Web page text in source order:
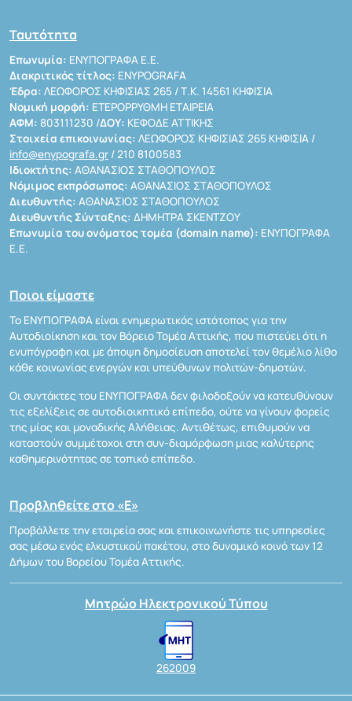
Ταυτότητα
Επωνυμία: ΕΝΥΠΟΓΡΑΦΑ Ε.Ε.
Διακριτικός τίτλος: ENYPOGRAFA
Έδρα: ΛΕΩΦΟΡΟΣ ΚΗΦΙΣΙΑΣ 265 / Τ.Κ. 14561 ΚΗΦΙΣΙΑ
Νομική μορφή: ΕΤΕΡΟΡΡΥΘΜΗ ΕΤΑΙΡΕΙΑ
ΑΦΜ: 803111230 /ΔΟΥ: ΚΕΦΟΔΕ ΑΤΤΙΚΗΣ
Στοιχεία επικοινωνίας: ΛΕΩΦΟΡΟΣ ΚΗΦΙΣΙΑΣ 265 ΚΗΦΙΣΙΑ /
info@enypografa.gr / 210 8100583
Ιδιοκτήτης: ΑΘΑΝΑΣΙΟΣ ΣΤΑΘΟΠΟΥΛΟΣ
Νόμιμος εκπρόσωπος: ΑΘΑΝΑΣΙΟΣ ΣΤΑΘΟΠΟΥΛΟΣ
Διευθυντής: ΑΘΑΝΑΣΙΟΣ ΣΤΑΘΟΠΟΥΛΟΣ
Διευθυντής Σύνταξης: ΔΗΜΗΤΡΑ ΣΚΕΝΤΖΟΥ
Επωνυμία του ονόματος τομέα (domain name): ΕΝΥΠΟΓΡΑΦΑ
Ε.Ε.
Ποιοι είμαστε
Το ΕΝΥΠΟΓΡΑΦΑ είναι ενημερωτικός ιστότοπος για την
Αυτοδιοίκηση και τον Βόρειο Τομέα Αττικής, που πιστεύει ότι η
ενυπόγραφη και με άποψη δημοσίευση αποτελεί τον θεμέλιο λίθο
κάθε κοινωνίας ενεργών και υπεύθυνων πολιτών-δημοτών.
Οι συντάκτες του ΕΝΥΠΟΓΡΑΦΑ δεν φιλοδοξούν να κατευθύνουν
τις εξελίξεις σε αυτοδιοικητικό επίπεδο, ούτε να γίνουν φορείς
της μίας και μοναδικής Αλήθειας. Αντιθέτως, επιθυμούν να
καταστούν συμμέτοχοι στη συν-διαμόρφωση μιας καλύτερης
καθημερινότητας σε τοπικό επίπεδο.
Προβληθείτε στο «Ε»
Προβάλλετε την εταιρεία σας και επικοινωνήστε τις υπηρεσίες
σας μέσω ενός ελκυστικού πακέτου, στο δυναμικό κοινό των 12
Δήμων του Βορείου Τομέα Αττικής.
Μητρώο Ηλεκτρονικού Τύπου
262009